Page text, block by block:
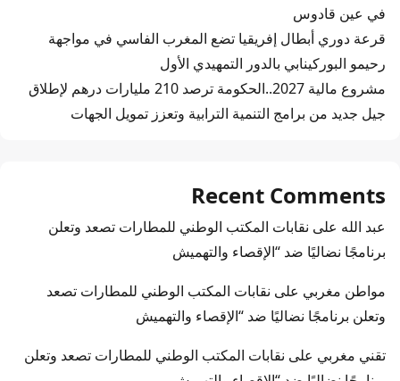
في عين قادوس
قرعة دوري أبطال إفريقيا تضع المغرب الفاسي في مواجهة
رحيمو البوركينابي بالدور التمهيدي الأول
مشروع مالية 2027..الحكومة ترصد 210 مليارات درهم لإطلاق
جيل جديد من برامج التنمية الترابية وتعزز تمويل الجهات
Recent Comments
عبد الله على نقابات المكتب الوطني للمطارات تصعد وتعلن
برنامجًا نضاليًا ضد “الإقصاء والتهميش
مواطن مغربي على نقابات المكتب الوطني للمطارات تصعد
وتعلن برنامجًا نضاليًا ضد “الإقصاء والتهميش
تقني مغربي على نقابات المكتب الوطني للمطارات تصعد وتعلن